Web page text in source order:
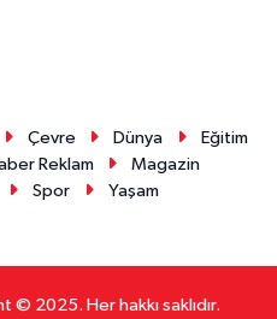
Çevre Dünya
Eğitim
Reklam
Magazin
Spor Yaşam
© 2025. Her hakkı saklıdır.